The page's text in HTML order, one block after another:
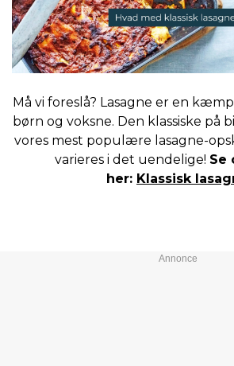
Må vi foreslå? Lasagne er en
børn og voksne. Den klassiske på
vores mest populære lasagne-
varieres i det uendelige! Se
her: Klassisk